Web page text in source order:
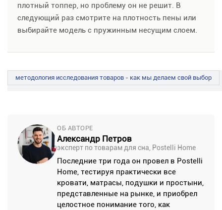
плотный топпер, но проблему он не решит. В
следующий раз смотрите на плотность пены или
выбирайте модель с пружинным несущим слоем.
методология исследования товаров - как мы делаем свой выбор
ОБ АВТОРЕ
Александр Петров
эксперт по товарам для сна, Postelli Home
Последние три года он провел в Postelli
Home, тестируя практически все
кровати, матрасы, подушки и простыни,
представленные на рынке, и приобрел
целостное понимание того, как